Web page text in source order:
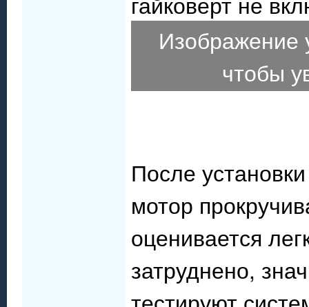
чтобы
После
мотор
оценивается
затруднено,